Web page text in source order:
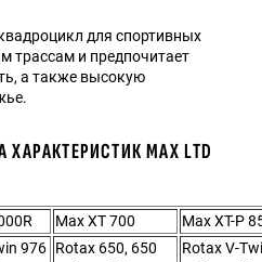
для спортивных
трассам и предпочитает
а также высокую
MAX LTD
Max XT 700
Max XT-P
976 Rotax 650, 650
Rotax V-